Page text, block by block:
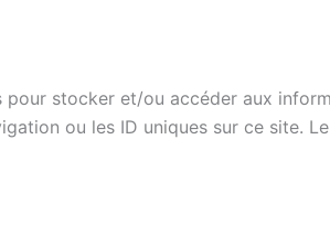
stocker et/ou accéder aux
ou les ID uniques sur ce site.